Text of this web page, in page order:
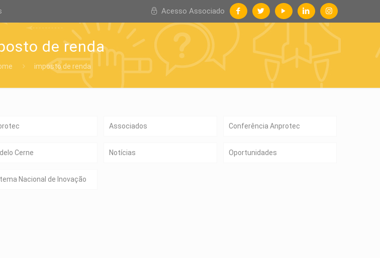
Acesso Associado
de renda
imposto de renda
Associados Conferência Anprotec
Cerne Notícias Oportunidades
Nacional de Inovação